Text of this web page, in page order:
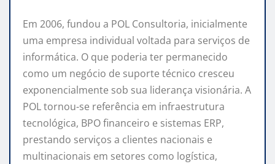
Em 2006, fundou a POL Consultoria, inicialmente
uma empresa individual voltada para serviços de
informática. O que poderia ter permanecido
como um negócio de suporte técnico cresceu
exponencialmente sob sua liderança visionária. A
POL tornou-se referência em infraestrutura
tecnológica, BPO financeiro e sistemas ERP,
prestando serviços a clientes nacionais e
multinacionais em setores como logística,